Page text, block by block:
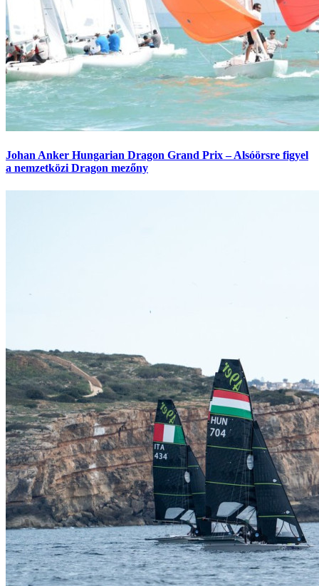
Johan Anker Hungarian Dragon Grand Prix – Alsóörsre figyel
a nemzetközi Dragon mezőny